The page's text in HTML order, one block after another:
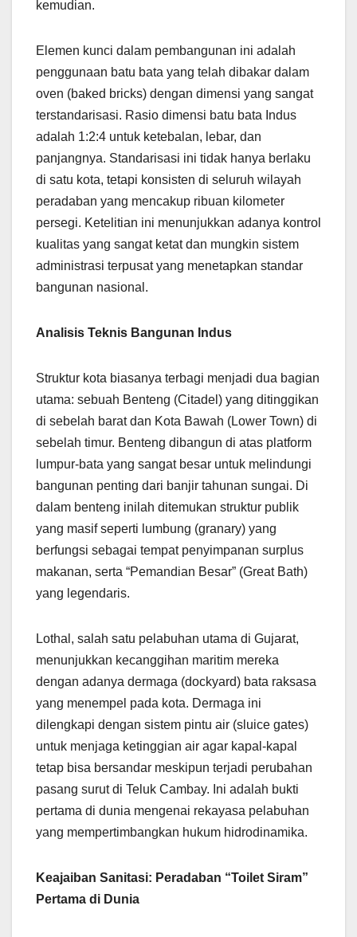
kemudian.
Elemen kunci dalam pembangunan ini adalah
penggunaan batu bata yang telah dibakar dalam
oven (baked bricks) dengan dimensi yang sangat
terstandarisasi. Rasio dimensi batu bata Indus
adalah 1:2:4 untuk ketebalan, lebar, dan
panjangnya. Standarisasi ini tidak hanya berlaku
di satu kota, tetapi konsisten di seluruh wilayah
peradaban yang mencakup ribuan kilometer
persegi. Ketelitian ini menunjukkan adanya kontrol
kualitas yang sangat ketat dan mungkin sistem
administrasi terpusat yang menetapkan standar
bangunan nasional.
Analisis Teknis Bangunan Indus
Struktur kota biasanya terbagi menjadi dua bagian
utama: sebuah Benteng (Citadel) yang ditinggikan
di sebelah barat dan Kota Bawah (Lower Town) di
sebelah timur. Benteng dibangun di atas platform
lumpur-bata yang sangat besar untuk melindungi
bangunan penting dari banjir tahunan sungai. Di
dalam benteng inilah ditemukan struktur publik
yang masif seperti lumbung (granary) yang
berfungsi sebagai tempat penyimpanan surplus
makanan, serta “Pemandian Besar” (Great Bath)
yang legendaris.
Lothal, salah satu pelabuhan utama di Gujarat,
menunjukkan kecanggihan maritim mereka
dengan adanya dermaga (dockyard) bata raksasa
yang menempel pada kota. Dermaga ini
dilengkapi dengan sistem pintu air (sluice gates)
untuk menjaga ketinggian air agar kapal-kapal
tetap bisa bersandar meskipun terjadi perubahan
pasang surut di Teluk Cambay. Ini adalah bukti
pertama di dunia mengenai rekayasa pelabuhan
yang mempertimbangkan hukum hidrodinamika.
Keajaiban Sanitasi: Peradaban “Toilet Siram”
Pertama di Dunia